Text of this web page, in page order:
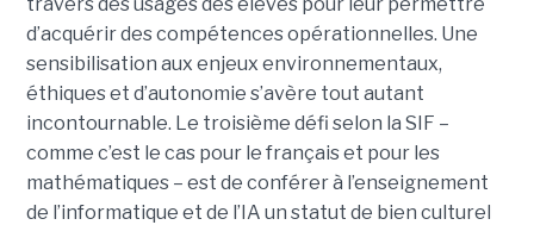
d’acquérir des compétences opérationnelles. Une
sensibilisation aux enjeux environnementaux,
éthiques et d’autonomie s’avère tout autant
incontournable. Le troisième défi selon la SIF –
comme c’est le cas pour le français et pour les
mathématiques – est de conférer à l’enseignement
de l’informatique et de l’IA un statut de bien culturel